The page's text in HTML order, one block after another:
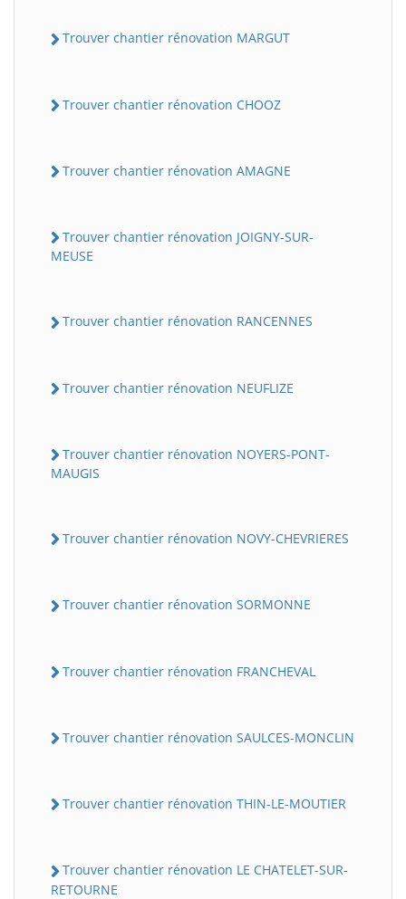
Trouver chantier rénovation MARGUT
Trouver chantier rénovation CHOOZ
Trouver chantier rénovation AMAGNE
Trouver chantier rénovation JOIGNY-SUR-
MEUSE
Trouver chantier rénovation RANCENNES
Trouver chantier rénovation NEUFLIZE
Trouver chantier rénovation NOYERS-PONT-
MAUGIS
Trouver chantier rénovation NOVY-CHEVRIERES
Trouver chantier rénovation SORMONNE
Trouver chantier rénovation FRANCHEVAL
Trouver chantier rénovation SAULCES-MONCLIN
Trouver chantier rénovation THIN-LE-MOUTIER
Trouver chantier rénovation LE CHATELET-SUR-
RETOURNE